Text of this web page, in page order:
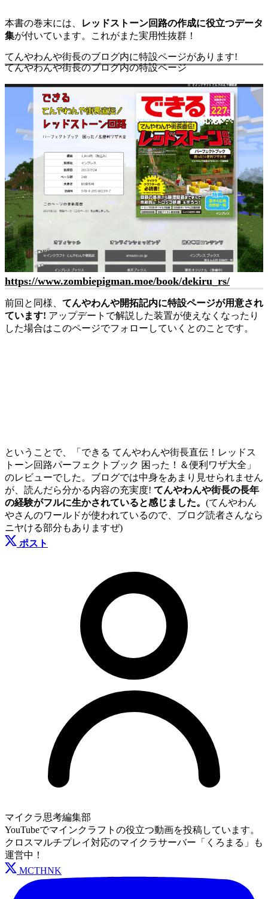
本書の巻末には、
レッドストーン回路の作成に役立つデータ
集が付いています。これがまた実用性抜群！
てんやわんや街長のブログ内に特設ページがあります!
てんやわんや街長のブログ内の特設ページ
https://www.zombiepigman.moe/book/dekiru_rs/
前回と同様、 てんやわんや開拓記内に特設ページが用意され
ています! アップデートで解説した装置が使えなくなったり
した場合はこのページでフォローしていくとのことです。
ということで、「できる てんやわんや街長直伝！レッドス
トーン回路パーフェクトブック 困った！＆便利ワザ大全」
のレビューでした。ブログでは中身をあまり見せられません
が、読んだら分かる内容の充実度! てんやわんや街長の長年
の経験がフルに生かされていると感じました。 (てんやわん
やさんのワールドが使われているので、ブログ読者さんなら
ニヤける部分もありますぜ)
ポスト
マイクラ思考編集部
YouTubeでマインクラフトの役立つ動画を投稿しています。
クロスマルチプレイ対応のマイクラサーバー「くろまる」も
運営中！
MCTHNK